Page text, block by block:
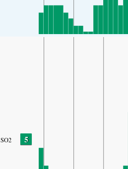
SO2 5